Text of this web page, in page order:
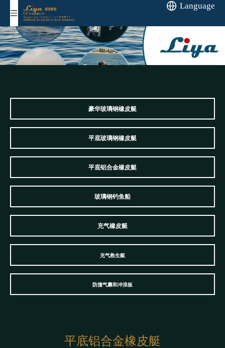
Language
豪华玻璃钢橡皮艇
平底玻璃钢橡皮艇
平底铝合金橡皮艇
玻璃钢钓鱼船
充气橡皮艇
充气救生艇
防撞气囊和冲浪板
平底铝合金橡皮艇